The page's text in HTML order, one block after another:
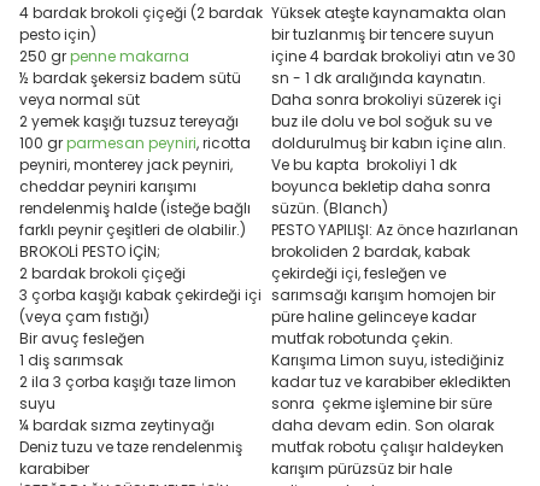
4 bardak brokoli çiçeği (2 bardak
pesto için)
250 grpennemakarna
½ bardak şekersiz badem sütü
veya normal süt
2 yemek kaşığı tuzsuz tereyağı
100 grparmesan peyniri, ricotta
peyniri, monterey jack peyniri,
cheddar peyniri karışımı
rendelenmiş halde (isteğe bağlı
farklı peynir çeşitleri de olabilir.)
BROKOLİ PESTO İÇİN;
2 bardak brokoli çiçeği
3 çorba kaşığı kabak çekirdeği içi
(veya çam fıstığı)
Bir avuç fesleğen
1 diş sarımsak
2 ila 3 çorba kaşığı taze limon
suyu
¼ bardak sızma zeytinyağı
Deniz tuzu ve taze rendelenmiş
karabiber
Yüksek ateşte kaynamakta olan
bir tuzlanmış bir tencere suyun
içine 4 bardak brokoliyi atın ve 30
sn - 1 dk aralığında kaynatın.
Daha sonra brokoliyi süzerek içi
buz ile dolu ve bol soğuk su ve
doldurulmuş bir kabın içine alın.
Ve bu kapta brokoliyi 1 dk
boyunca bekletip daha sonra
süzün. (Blanch)
PESTO YAPILIŞI: Az önce hazırlanan
brokoliden 2 bardak, kabak
çekirdeği içi, fesleğen ve
sarımsağı karışım homojen bir
püre haline gelinceye kadar
mutfak robotunda çekin.
Karışıma Limon suyu, istediğiniz
kadar tuz ve karabiber ekledikten
sonra çekme işlemine bir süre
daha devam edin. Son olarak
mutfak robotu çalışır haldeyken
karışım pürüzsüz bir hale